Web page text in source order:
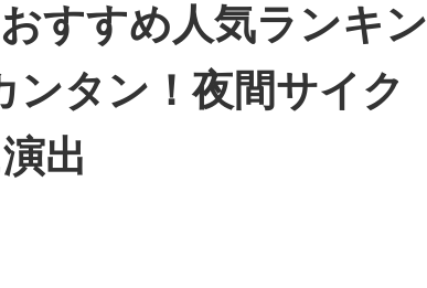
すすめ人気ランキン
ンタン！夜間サイク
出